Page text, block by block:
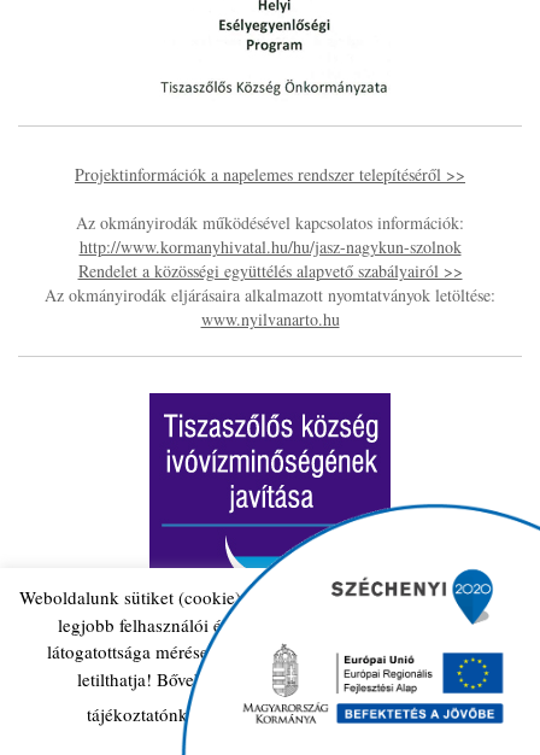
Projektinformációk a napelemes rendszer telepítéséről >>
Az okmányirodák működésével kapcsolatos információk:
http://www.kormanyhivatal.hu/hu/jasz-nagykun-szolnok
Rendelet a közösségi együttélés alapvető szabályairól >>
Az okmányirodák eljárásaira alkalmazott nyomtatványok letöltése:
www.nyilvanarto.hu
Weboldalunk sütiket (cookie) használ működése folyamán, hogy a
legjobb felhasználói élményt nyújthassa Önnek, továbbá
látogatottsága mérése céljából A sütik használatát bármikor
letilthatja! Bővebb információkat erről Adatkezelési
tájékoztatónkban olvashat.
Elfogad Bővebben